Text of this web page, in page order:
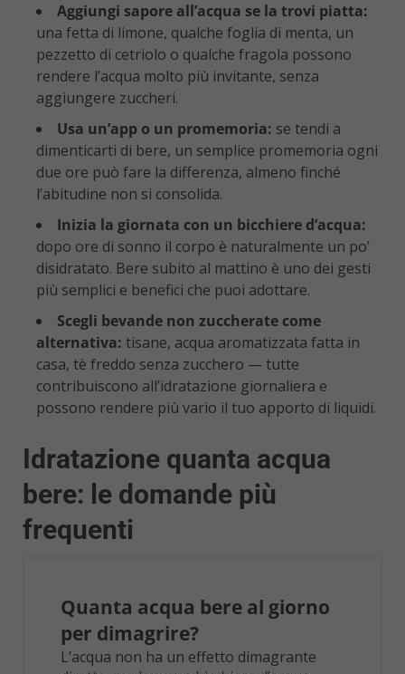
Aggiungi sapore all’acqua se la trovi piatta:
una fetta di limone, qualche foglia di menta, un
pezzetto di cetriolo o qualche fragola possono
rendere l’acqua molto più invitante, senza
aggiungere zuccheri.
Usa un’app o un promemoria: se tendi a
dimenticarti di bere, un semplice promemoria ogni
due ore può fare la differenza, almeno finché
l’abitudine non si consolida.
Inizia la giornata con un bicchiere d’acqua:
dopo ore di sonno il corpo è naturalmente un po’
disidratato. Bere subito al mattino è uno dei gesti
più semplici e benefici che puoi adottare.
Scegli bevande non zuccherate come
alternativa: tisane, acqua aromatizzata fatta in
casa, tè freddo senza zucchero — tutte
contribuiscono all’idratazione giornaliera e
possono rendere più vario il tuo apporto di liquidi.
Idratazione quanta acqua
bere: le domande più
frequenti
Quanta acqua bere al giorno
per dimagrire?
L’acqua non ha un effetto dimagrante